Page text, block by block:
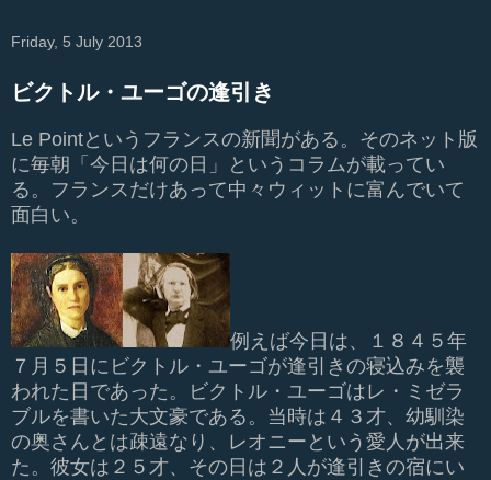
Friday, 5 July 2013
ビクトル・ユーゴの逢引き
Le Pointというフランスの新聞がある。そのネット版
に毎朝「今日は何の日」というコラムが載ってい
る。フランスだけあって中々ウィットに富んでいて
面白い。
例えば今日は、１８４５年
７月５日にビクトル・ユーゴが逢引きの寝込みを襲
われた日であった。ビクトル・ユーゴはレ・ミゼラ
ブルを書いた大文豪である。当時は４３才、幼馴染
の奥さんとは疎遠なり、レオニーという愛人が出来
た。彼女は２５才、その日は２人が逢引きの宿にい